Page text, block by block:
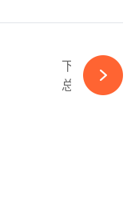
下一篇
总投资25.92亿元！国电电力即将投建海上光伏试点项目-ky体育APP官网下载